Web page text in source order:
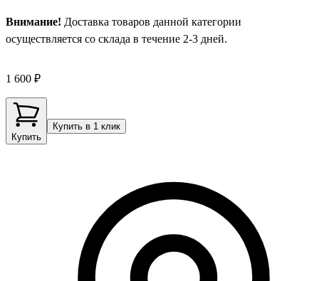
Внимание! Доставка товаров данной категории
осуществляется со склада в течение 2-3 дней.
1 600 ₽
Купить
Купить в 1 клик